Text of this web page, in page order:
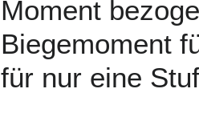
Moment
Biegemoment
für nur eine